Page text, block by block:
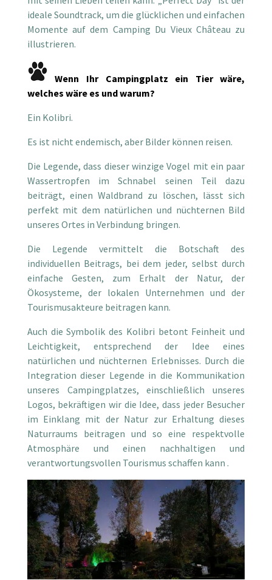
ideale Soundtrack, um die glücklichen und einfachen
Momente auf dem Camping Du Vieux Château zu
illustrieren.
Wenn Ihr Campingplatz ein Tier wäre,
welches wäre es und warum?
Ein Kolibri.
Es ist nicht endemisch, aber Bilder können reisen.
Die Legende, dass dieser winzige Vogel mit ein paar
Wassertropfen im Schnabel seinen Teil dazu
beiträgt, einen Waldbrand zu löschen, lässt sich
perfekt mit dem natürlichen und nüchternen Bild
unseres Ortes in Verbindung bringen.
Die Legende vermittelt die Botschaft des
individuellen Beitrags, bei dem jeder, selbst durch
einfache Gesten, zum Erhalt der Natur, der
Ökosysteme, der lokalen Unternehmen und der
Tourismusakteure beitragen kann.
Auch die Symbolik des Kolibri betont Feinheit und
Leichtigkeit, entsprechend der Idee eines
natürlichen und nüchternen Erlebnisses. Durch die
Integration dieser Legende in die Kommunikation
unseres Campingplatzes, einschließlich unseres
Logos, bekräftigen wir die Idee, dass jeder Besucher
im Einklang mit der Natur zur Erhaltung dieses
Naturraums beitragen und so eine respektvolle
Atmosphäre und einen nachhaltigen und
verantwortungsvollen Tourismus schaffen kann .